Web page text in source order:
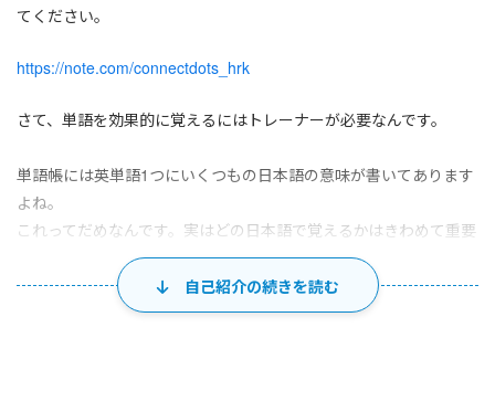
てください。
https://note.com/connectdots_hrk
さて、単語を効果的に覚えるにはトレーナーが必要なんです。
単語帳には英単語1つにいくつもの日本語の意味が書いてあります
よね。
これってだめなんです。実はどの日本語で覚えるかはきわめて重要
最初にふさわしくない語を頭に刷り込んでしまうと、次に刷り直す
作業は大変になりますよ。
自己紹介の続きを読む